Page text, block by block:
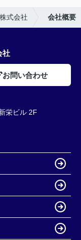
式会社 会社概要
社
お問い合わせ
栄ビル 2F